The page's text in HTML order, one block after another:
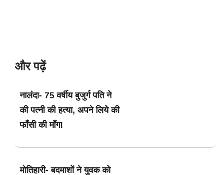
और पढ़ें
नालंदा- 75 वर्षीय बुजुर्ग पति ने
की पत्नी की हत्या, अपने लिये की
फाँसी की माँग!
मोतिहारी- बदमाशों ने युवक को